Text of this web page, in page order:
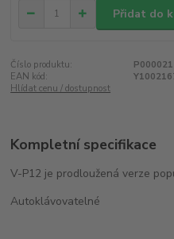
Přidat do
Číslo produktu:
P000021
EAN kód:
Hlídat cenu / dostupnost
Kompletní specifikace
V-P12 je prodloužená verze
Autoklávovatelné